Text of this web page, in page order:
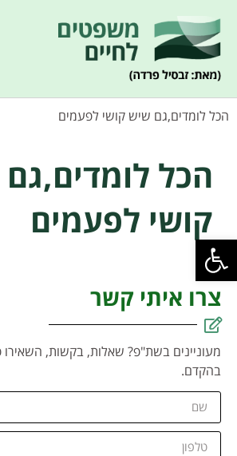
פתח סרגל נגישות
הכל לומדים,גם שיש קושי לפעמים
הכל
קושי לפעמים
צרו איתי קשר
מעוניינים בשת"פ? שאלות, בקשות, השאירו
בהקדם.